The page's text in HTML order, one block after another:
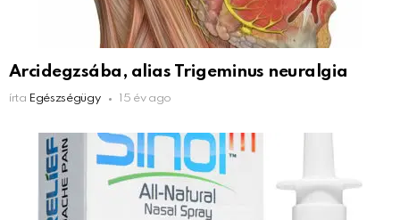
Arcidegzsába, alias Trigeminus neuralgia
írta Egészségügy 15 év ago